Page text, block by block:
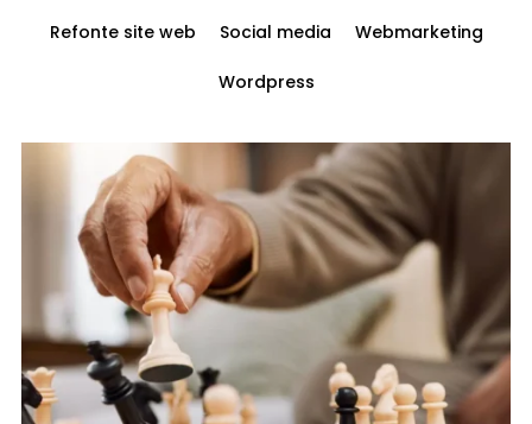
Refonte site web Social media Webmarketing
Wordpress